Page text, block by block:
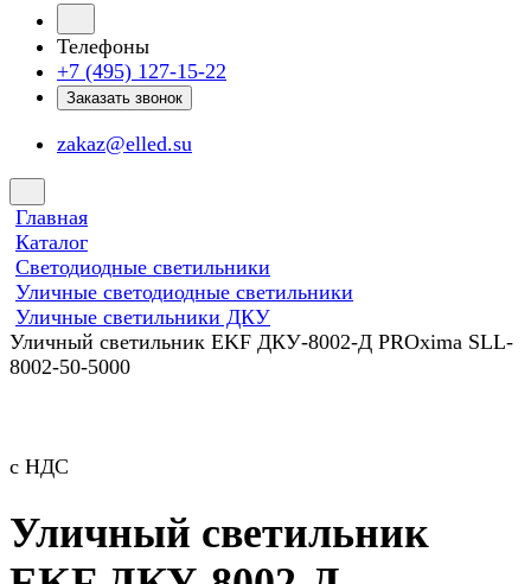
Телефоны
+7 (495) 127-15-22
Заказать звонок
zakaz@elled.su
Главная
Каталог
Светодиодные светильники
Уличные светодиодные светильники
Уличные светильники ДКУ
Уличный светильник EKF ДКУ-8002-Д PROxima SLL-
8002-50-5000
с НДС
Уличный светильник